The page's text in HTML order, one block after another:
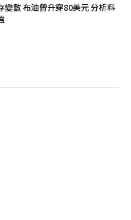
變數 布油曾升穿80美元 分析料